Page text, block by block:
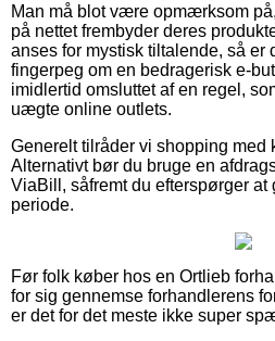
Man må blot være opmærksom
på nettet frembyder deres
anses for mystisk tiltalende, så
fingerpeg om en bedragerisk e-
imidlertid omsluttet af en regel,
uægte online outlets.
Generelt tilråder vi shopping med
Alternativt bør du bruge en
ViaBill, såfremt du efterspørger
periode.
Før folk køber hos en Ortlieb
for sig gennemse forhandlerens
er det for det meste ikke super